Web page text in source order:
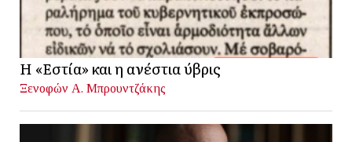
Η «Εστία» και η ανέστια ύβρις
Ξενοφών Α. Μπρουντζάκης